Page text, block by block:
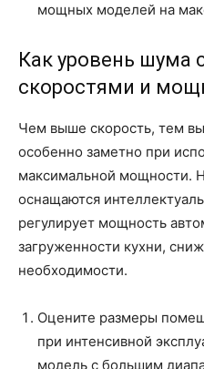
мощных моделей на
Как уровень шума
скоростями и
Чем выше скорость, тем
особенно заметно при
максимальной мощности.
оснащаются
регулирует мощность
загруженности кухни,
необходимости.
Оцените размеры
при интенсивной
модель с большим